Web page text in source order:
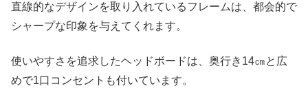
直線的なデザインを取り入れているフレームは、都会的で
シャープな印象を与えてくれます。
使いやすさを追求したヘッドボードは、奥行き14㎝と広
めで1口コンセントも付いています。